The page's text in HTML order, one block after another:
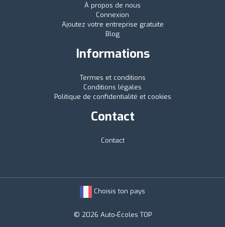
À propos de nous
Connexion
Ajoutez votre entreprise gratuite
Blog
Informations
Termes et conditions
Conditions légales
Politique de confidentialité et cookies
Contact
Contact
Choisis ton pays
© 2026 Auto-Écoles TOP